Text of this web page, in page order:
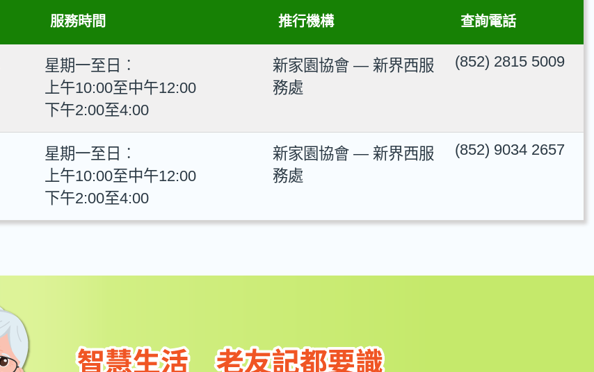
服務時間 推行機構 查詢電話
星期一至日︰
上午10:00至中午12:00
下午2:00至4:00
新家園協會 — 新界西服
務處
(852) 2815 5009
星期一至日︰
上午10:00至中午12:00
下午2:00至4:00
新家園協會 — 新界西服
務處
(852) 9034 2657